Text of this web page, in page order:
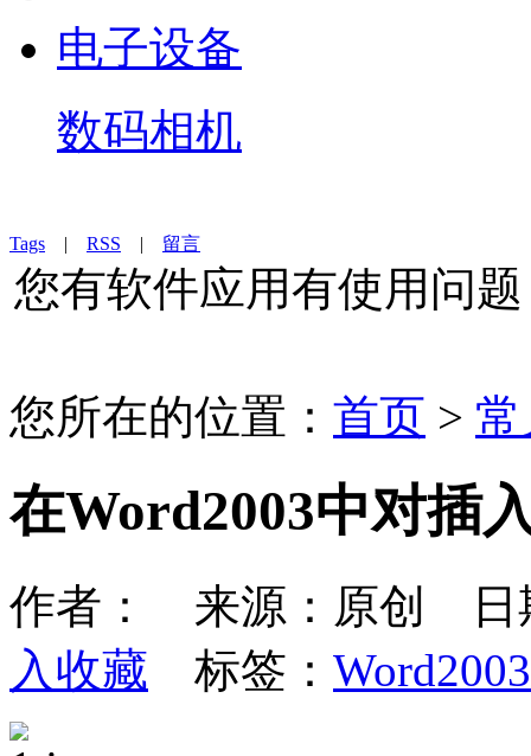
电子设备
数码相机
Tags | RSS | 留言
您有软件应用有使用问
您所在的位置： 首页 >
在Word2003中对插
作者： 来源：原创
入收藏 标签： Word2003